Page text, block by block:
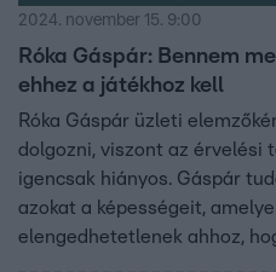
2024. november 15. 9:00
Róka Gáspár: Bennem
ehhez a játékhoz kell
Róka Gáspár üzleti
dolgozni, viszont az érvelési
igencsak hiányos. Gáspár
azokat a képességeit,
elengedhetetlenek ahhoz,